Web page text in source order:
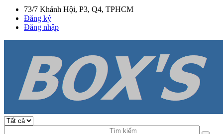
73/7 Khánh Hội, P3, Q4, TPHCM
Đăng ký
Đăng nhập